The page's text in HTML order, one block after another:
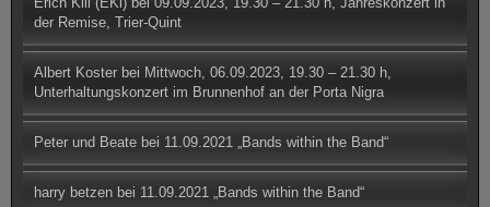
der Remise, Trier-Quint
Albert Koster bei Mittwoch, 06.09.2023, 19.30 – 21.30 h,
Unterhaltungskonzert im Brunnenhof an der Porta Nigra
Peter und Beate bei 11.09.2021 „Bands within the Band“
harry betzen bei 11.09.2021 „Bands within the Band“